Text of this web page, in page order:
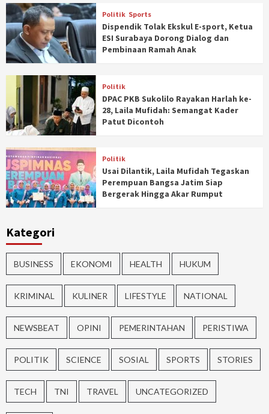
Politik Sports
Dispendik Tolak Ekskul E-sport, Ketua
ESI Surabaya Dorong Dialog dan
Pembinaan Ramah Anak
Politik
DPAC PKB Sukolilo Rayakan Harlah ke-
28, Laila Mufidah: Semangat Kader
Patut Dicontoh
Politik
Usai Dilantik, Laila Mufidah Tegaskan
Perempuan Bangsa Jatim Siap
Bergerak Hingga Akar Rumput
Kategori
BUSINESS EKONOMI HEALTH HUKUM
KRIMINAL KULINER LIFESTYLE NATIONAL
NEWSBEAT OPINI PEMERINTAHAN PERISTIWA
POLITIK SCIENCE SOSIAL SPORTS STORIES
TECH TNI TRAVEL UNCATEGORIZED